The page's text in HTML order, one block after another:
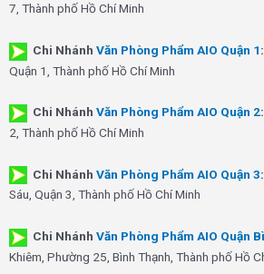
7, Thành phố Hồ Chí Minh
Chi Nhánh Văn Phòng Phẩm AIO Quận 1:
Quận 1, Thành phố Hồ Chí Minh
Chi Nhánh Văn Phòng Phẩm AIO Quận 2:
2, Thành phố Hồ Chí Minh
Chi Nhánh Văn Phòng Phẩm AIO Quận 3:
Sáu, Quận 3, Thành phố Hồ Chí Minh
Chi Nhánh Văn Phòng Phẩm AIO Quận
Khiêm, Phường 25, Bình Thạnh, Thành phố Hồ